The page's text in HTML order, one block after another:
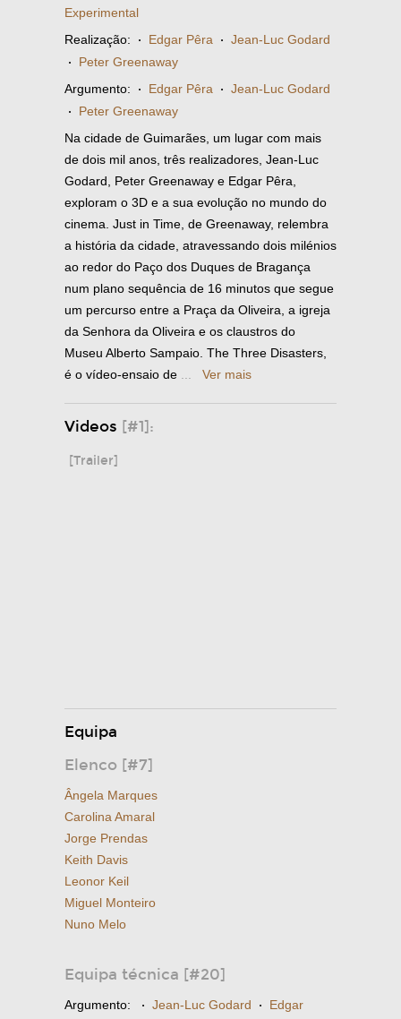
Experimental
Realização: · Edgar Pêra · Jean-Luc Godard
· Peter Greenaway
Argumento: · Edgar Pêra · Jean-Luc Godard
· Peter Greenaway
Na cidade de Guimarães, um lugar com mais
de dois mil anos, três realizadores, Jean-Luc
Godard, Peter Greenaway e Edgar Pêra,
exploram o 3D e a sua evolução no mundo do
cinema. Just in Time, de Greenaway, relembra
a história da cidade, atravessando dois milénios
ao redor do Paço dos Duques de Bragança
num plano sequência de 16 minutos que segue
um percurso entre a Praça da Oliveira, a igreja
da Senhora da Oliveira e os claustros do
Museu Alberto Sampaio. The Three Disasters,
é o vídeo-ensaio de ... Ver mais
Videos [#1]:
[Trailer]
Equipa
Elenco [#7]
Ângela Marques
Carolina Amaral
Jorge Prendas
Keith Davis
Leonor Keil
Miguel Monteiro
Nuno Melo
Equipa técnica [#20]
Argumento: · Jean-Luc Godard · Edgar